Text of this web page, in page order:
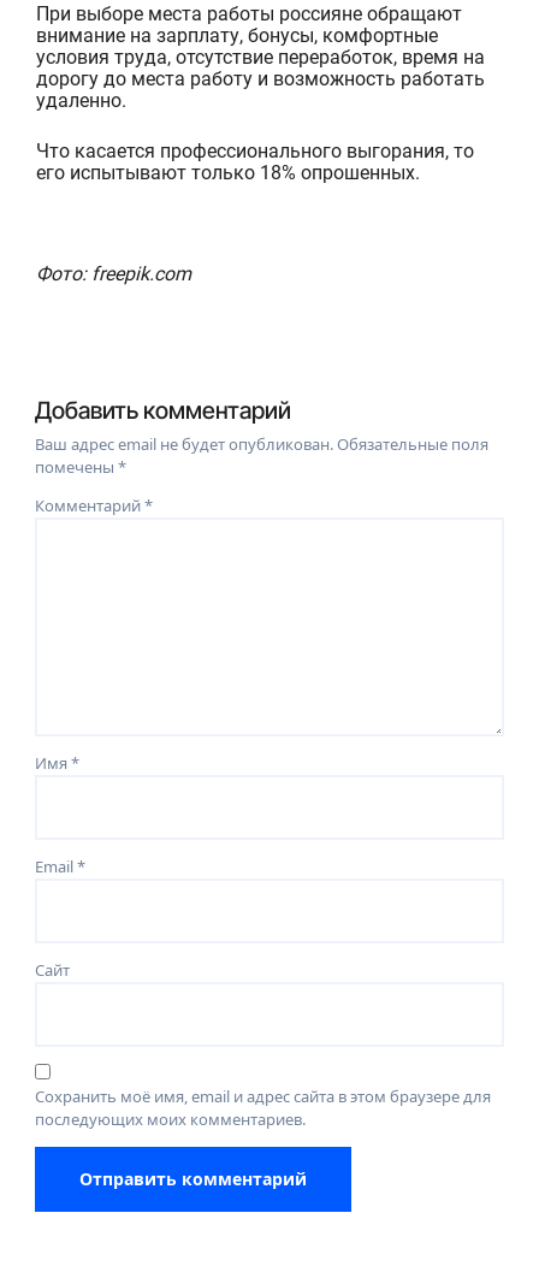
При выборе места работы россияне обращают
внимание на зарплату, бонусы, комфортные
условия труда, отсутствие переработок, время на
дорогудо места работу и возможность работать
удаленно.
Что касается профессионального выгорания, то
его испытывают только 18% опрошенных.
Фото: freepik.com
Добавить комментарий
Ваш адрес email не будет опубликован.Обязательные поля
помечены*
Комментарий*
Имя*
Email*
Сайт
Сохранить моё имя, email и адрес сайта в этом браузере для
последующих моих комментариев.